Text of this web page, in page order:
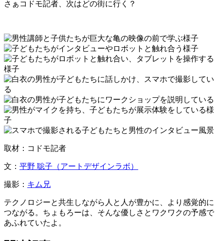
さぁコドモ記者、次はどの街に行く？
取材：コドモ記者
文： 平野 聡子（アートデザインラボ）
撮影： キム兄
テクノロジーと共生しながら人と人が豊かに、より感覚的に
つながる。ちょもろーは、そんな優しさとワクワクの予感で
あふれていたよ。